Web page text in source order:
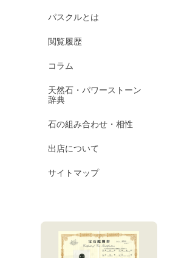
パスクルとは
閲覧履歴
コラム
天然石・パワーストーン
辞典
石の組み合わせ・相性
出店について
サイトマップ